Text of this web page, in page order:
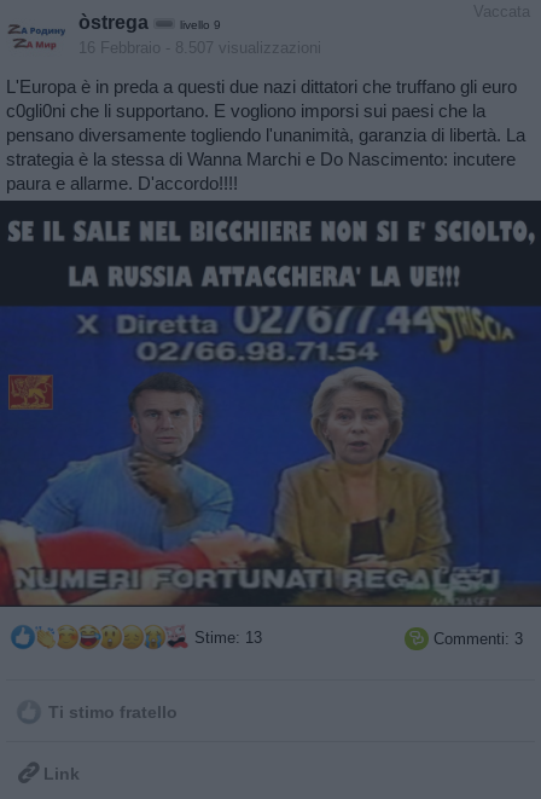
Vaccata
òstrega livello 9
16 Febbraio - 8.507 visualizzazioni
L'Europa è in preda a questi due nazi dittatori che truffano gli euro
c0gli0ni che li supportano. E vogliono imporsi sui paesi che la
pensano diversamente togliendo l'unanimità, garanzia di libertà. La
strategia è la stessa di Wanna Marchi e Do Nascimento: incutere
paura e allarme. D'accordo!!!!
Stime: 13  Commenti: 3
Ti stimo fratello
 Link